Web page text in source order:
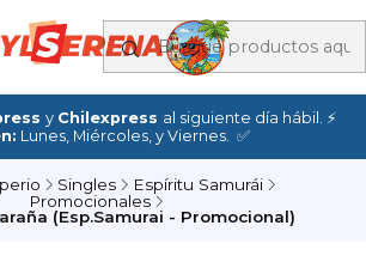
y Chilexpress al siguiente día hábil. ⚡
Lunes, Miércoles, y Viernes. ✅
Singles
Espíritu Samurái
Promocionales
(Esp.Samurai - Promocional)